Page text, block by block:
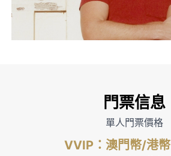
門票信息
單人門票價格
VVIP：澳門幣/港